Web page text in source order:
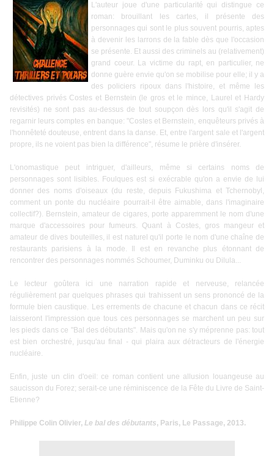
L'auteur joue d'une particularité qui distingue ce
roman: brouillant les cartes, il présente des
personnages qui sont le plus souvent pourris, aptes
à devenir les larrons de la fable dès que l'occasion
se présente. Et aussi des criminels au (relativement)
grand coeur. La victime du rapt, en particulier, ne
donne guère envie qu'on se mobilise pour elle; il y a
des policiers ripoux dans l'histoire, et même les
détectives privés Costes et Bernstein (le gros et le mince, Laurel et Hardy
revisités) ne sont pas au-dessus de tout soupçon dès lors qu'il s'agit de
regarnir leurs comptes en banque: "Costes et Bernstein, enquêteurs privés à
l'honnêteté douteuse, entrent dans la danse. Et, entre l'argent sale et l'argent
propre, ils ne voient pas bien la différence", résume le prière d'insérer.
L'onomastique peut intriguer, d'ailleurs, même si certains noms de
personnages sont lisibles. Foulques est si exécrable qu'on a envie de lui
donner des noms d'oiseaux (du reste, depuis Fukushima et Tchernobyl,
comment un ponte du nucléaire pourrait-il être aimable, dans l'imaginaire
collectif?). Bernstein, amateur de cigares, porte apparemment le nom d'une
marque d'accessoires pour fumeurs. Quant à Costes, gros mangeur et
amateur de dives bouteilles, il est naturel qu'il porte le nom d'une chaîne de
restaurants parisiens à la mode. Il est en revanche plus étonnant de
rencontrer des personnages nommés Schoumer, Duminku ou Dilula...
Le lecteur goûtera ici une narration rapide et nerveuse, relancée
régulièrement par quelques phrases qui trahissent un sens prononcé de la
formule bien caustique. Les errements de chacune et chacun dans ce récit
laisseront l'impression que tous ces personnages se marchent un peu sur
les pieds dans ce "Bal des débutants". Mais qu'on ne s'y méprenne pas: tout
est bien orchestré, jusqu'au final - qui plaira aux détracteurs de l'énergie
nucléaire.
Enfin, juste un clin d'oeil: ce roman contient une allusion louangeuse au
saucisson du Forez; serait-ce une réminiscence de la Fête du Livre de Saint-
Etienne?
Philippe Colin Olivier, Le bal des débutants, Paris, Le Passage, 2013.